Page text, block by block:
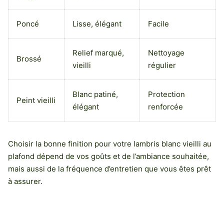
Poncé Lisse, élégant Facile
Brossé
Relief marqué,
vieilli
Nettoyage
régulier
Peint vieilli
Blanc patiné,
élégant
Protection
renforcée
Choisir la bonne finition pour votre lambris blanc vieilli au
plafond dépend de vos goûts et de l’ambiance souhaitée,
mais aussi de la fréquence d’entretien que vous êtes prêt
à assurer.